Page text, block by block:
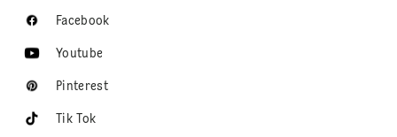
Facebook
Youtube
Pinterest
Tik Tok